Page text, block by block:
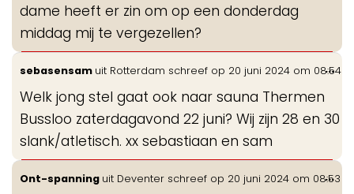
dame heeft er zin om op een donderdag
middag mij te vergezellen?
sebasensam uit Rotterdam schreef op 20 juni 2024 om 08:54
Welk jong stel gaat ook naar sauna Thermen
Bussloo zaterdagavond 22 juni? Wij zijn 28 en 30
slank/atletisch. xx sebastiaan en sam
...
Ont-spanning uit Deventer schreef op 20 juni 2024 om 08:53
...